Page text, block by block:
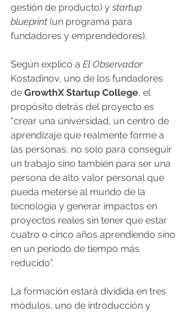
gestión de producto) y startup
blueprint (un programa para
fundadores y emprendedores).
Según explicó a El Observador
Kostadinov, uno de los fundadores
de GrowthX Startup College, el
propósito detrás del proyecto es
“crear una universidad, un centro de
aprendizaje que realmente forme a
las personas, no solo para conseguir
un trabajo sino también para ser una
persona de alto valor personal que
pueda meterse al mundo de la
tecnología y generar impactos en
proyectos reales sin tener que estar
cuatro o cinco años aprendiendo sino
en un período de tiempo más
reducido”.
La formación estará dividida en tres
módulos, uno de introducción y